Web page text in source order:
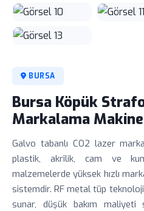
BURSA
Bursa Köpük
Markalama
Galvo tabanlı CO2 lazer
plastik, akrilik, cam ve
malzemelerde yüksek hızlı
sistemdir. RF metal tüp
sunar, düşük bakım